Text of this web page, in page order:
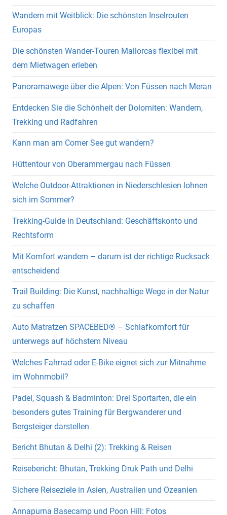
Wandern mit Weitblick: Die schönsten Inselrouten
Europas
Die schönsten Wander-Touren Mallorcas flexibel mit
dem Mietwagen erleben
Panoramawege über die Alpen: Von Füssen nach Meran
Entdecken Sie die Schönheit der Dolomiten: Wandern,
Trekking und Radfahren
Kann man am Comer See gut wandern?
Hüttentour von Oberammergau nach Füssen
Welche Outdoor-Attraktionen in Niederschlesien lohnen
sich im Sommer?
Trekking-Guide in Deutschland: Geschäftskonto und
Rechtsform
Mit Komfort wandern – darum ist der richtige Rucksack
entscheidend
Trail Building: Die Kunst, nachhaltige Wege in der Natur
zu schaffen
Auto Matratzen SPACEBED® – Schlafkomfort für
unterwegs auf höchstem Niveau
Welches Fahrrad oder E-Bike eignet sich zur Mitnahme
im Wohnmobil?
Padel, Squash & Badminton: Drei Sportarten, die ein
besonders gutes Training für Bergwanderer und
Bergsteiger darstellen
Bericht Bhutan & Delhi (2): Trekking & Reisen
Reisebericht: Bhutan, Trekking Druk Path und Delhi
Sichere Reiseziele in Asien, Australien und Ozeanien
Annapurna Basecamp und Poon Hill: Fotos